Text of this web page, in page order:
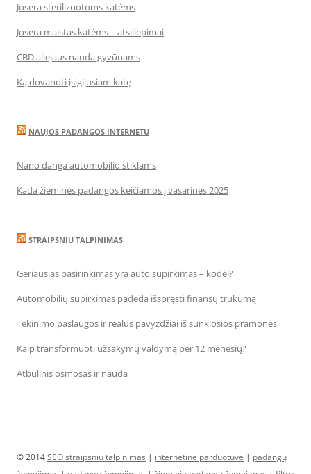
Josera sterilizuotoms katėms
Josera maistas katėms – atsiliepimai
CBD aliejaus nauda gyvūnams
Ką dovanoti įsigijusiam katę
NAUJOS PADANGOS INTERNETU
Nano danga automobilio stiklams
Kada žieminės padangos keičiamos į vasarines 2025
STRAIPSNIU TALPINIMAS
Geriausias pasirinkimas yra auto supirkimas – kodėl?
Automobilių supirkimas padeda išspręsti finansų trūkumą
Tekinimo paslaugos ir realūs pavyzdžiai iš sunkiosios pramonės
Kaip transformuoti užsakymų valdymą per 12 mėnesių?
Atbulinis osmosas ir nauda
© 2014SEO straipsniu talpinimas | internetine parduotuve | padangų